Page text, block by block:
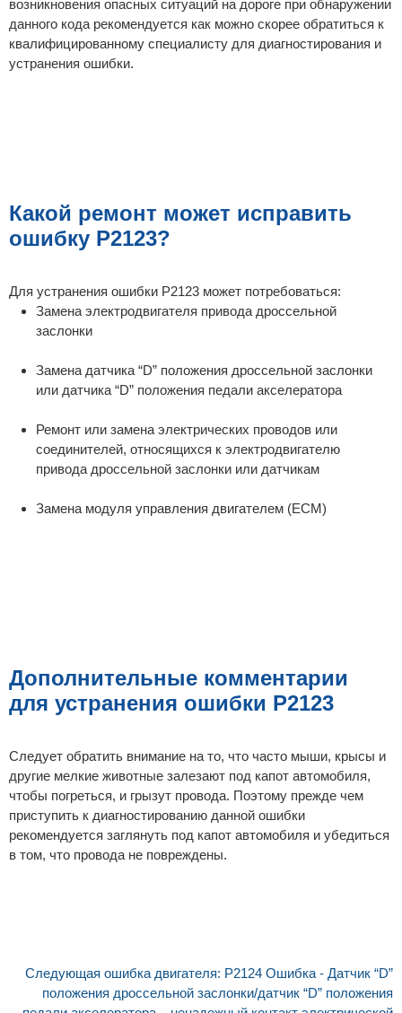
возникновения опасных ситуаций на дороге при обнаружении
данного кода рекомендуется как можно скорее обратиться к
квалифицированному специалисту для диагностирования и
устранения ошибки.
Какой ремонт может исправить
ошибку P2123?
Для устранения ошибки P2123 может потребоваться:
Замена электродвигателя привода дроссельной
заслонки
Замена датчика “D” положения дроссельной заслонки
или датчика “D” положения педали акселератора
Ремонт или замена электрических проводов или
соединителей, относящихся к электродвигателю
привода дроссельной заслонки или датчикам
Замена модуля управления двигателем (ECM)
Дополнительные комментарии
для устранения ошибки P2123
Следует обратить внимание на то, что часто мыши, крысы и
другие мелкие животные залезают под капот автомобиля,
чтобы погреться, и грызут провода. Поэтому прежде чем
приступить к диагностированию данной ошибки
рекомендуется заглянуть под капот автомобиля и убедиться
в том, что провода не повреждены.
Следующая ошибка двигателя: P2124 Ошибка - Датчик “D”
положения дроссельной заслонки/датчик “D” положения